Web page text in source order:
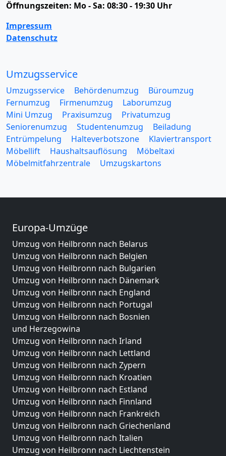
Öffnungszeiten: Mo - Sa: 08:30 - 19:30 Uhr
Impressum
Datenschutz
Umzugsservice
Umzugsservice Behördenumzug
Büroumzug
Fernumzug
Firmenumzug
Laborumzug
Mini Umzug
Praxisumzug
Privatumzug
Seniorenumzug
Studentenumzug
Beiladung
Entrümpelung
Halteverbotszone
Klaviertransport
Möbellift
Haushaltsauflösung
Möbeltaxi
Möbelmitfahrzentrale
Umzugskartons
Europa-Umzüge
Umzug von Heilbronn nach Belarus
Umzug von Heilbronn nach Belgien
Umzug von Heilbronn nach Bulgarien
Umzug von Heilbronn nach Dänemark
Umzug von Heilbronn nach England
Umzug von Heilbronn nach Portugal
Umzug von Heilbronn nach Bosnien
und Herzegowina
Umzug von Heilbronn nach Irland
Umzug von Heilbronn nach Lettland
Umzug von Heilbronn nach Zypern
Umzug von Heilbronn nach Kroatien
Umzug von Heilbronn nach Estland
Umzug von Heilbronn nach Finnland
Umzug von Heilbronn nach Frankreich
Umzug von Heilbronn nach Griechenland
Umzug von Heilbronn nach Italien
Umzug von Heilbronn nach Liechtenstein